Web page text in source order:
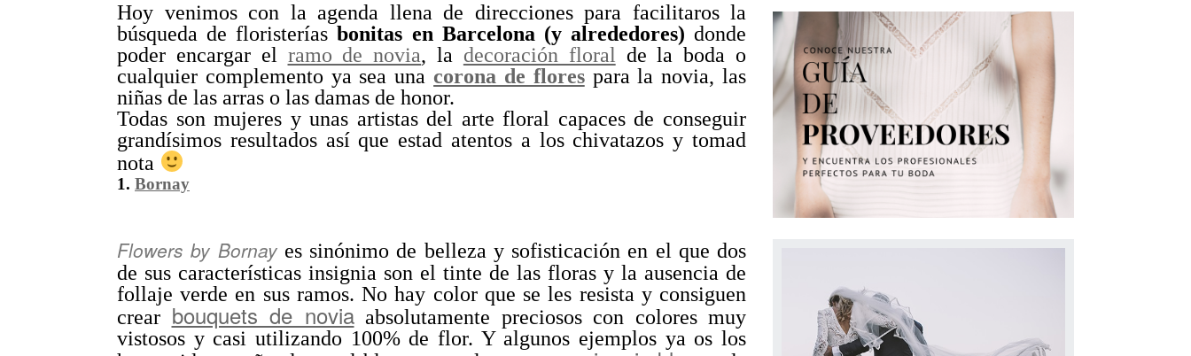
Hoy venimos con la agenda llena de direcciones para facilitaros la
búsqueda de floristeríasbonitas en Barcelona (y alrededores) donde
poder encargar el ramo de novia, la decoración floral de la boda o
cualquier complemento ya sea una corona de flores para la novia, las
niñas de las arras o las damas de honor.
Todas son mujeres y unas artistas del arte floral capaces de conseguir
grandísimos resultados así que estad atentos a los chivatazos y tomad
nota
1. Bornay
Flowers by Bornayes sinónimo de belleza y sofisticación en el que dos
de sus características insignia son el tinte de las floras y la ausencia de
follaje verde en sus ramos. No hay color que se les resista y consiguen
crear bouquets de noviaabsolutamente preciosos con colores muy
vistosos y casi utilizando 100% de flor. Y algunos ejemplos ya os los